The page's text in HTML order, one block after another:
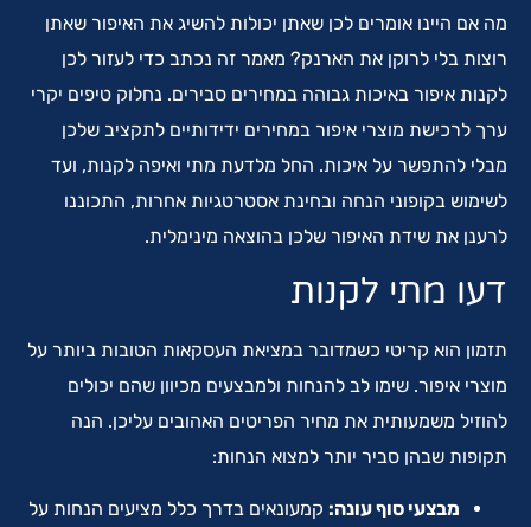
מה אם היינו אומרים לכן שאתן יכולות להשיג את האיפור שאתן
רוצות בלי לרוקן את הארנק? מאמר זה נכתב כדי לעזור לכן
לקנות איפור באיכות גבוהה במחירים סבירים. נחלוק טיפים יקרי
ערך לרכישת מוצרי איפור במחירים ידידותיים לתקציב שלכן
מבלי להתפשר על איכות. החל מלדעת מתי ואיפה לקנות, ועד
לשימוש בקופוני הנחה ובחינת אסטרטגיות אחרות, התכוננו
לרענן את שידת האיפור שלכן בהוצאה מינימלית.
דעו מתי לקנות
תזמון הוא קריטי כשמדובר במציאת העסקאות הטובות ביותר על
מוצרי איפור. שימו לב להנחות ולמבצעים מכיוון שהם יכולים
להוזיל משמעותית את מחיר הפריטים האהובים עליכן. הנה
תקופות שבהן סביר יותר למצוא הנחות:
מבצעי סוף עונה: קמעונאים בדרך כלל מציעים הנחות על